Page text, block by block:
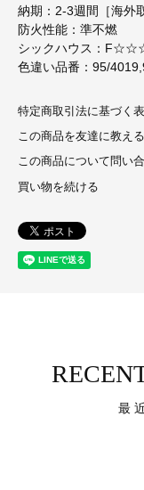
納期：2-3週間［海外
防火性能：準不燃
シックハウス：
色違い品番：95/
特定商取引法に基づく
この商品を友達に教える
この商品について問い
買い物を続ける
最